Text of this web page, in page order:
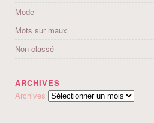
Mode
Mots sur maux
Non classé
ARCHIVES
Archives